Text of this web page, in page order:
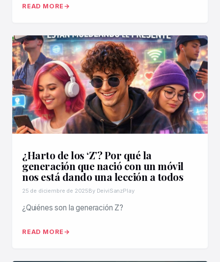
READ MORE
¿Harto de los ‘Z’? Por qué la
generación que nació con un móvil
nos está dando una lección a todos
25 de diciembre de 2025By DeiviSanzPlay
¿Quiénes son la generación Z?
READ MORE